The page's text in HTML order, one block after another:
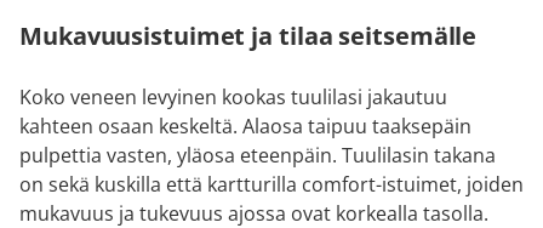
Mukavuusistuimet ja tilaa seitsemälle
Koko veneen levyinen kookas tuulilasi jakautuu
kahteen osaan keskeltä. Alaosa taipuu taaksepäin
pulpettia vasten, yläosa eteenpäin. Tuulilasin takana
on sekä kuskilla että kartturilla comfort-istuimet, joiden
mukavuus ja tukevuus ajossa ovat korkealla tasolla.